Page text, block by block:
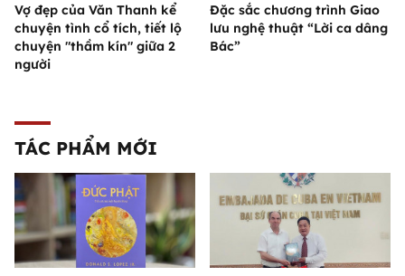
Vợ đẹp của Văn Thanh kể
chuyện tình cổ tích, tiết lộ
chuyện "thầm kín" giữa 2
người
Đặc sắc chương trình Giao
lưu nghệ thuật “Lời ca dâng
Bác”
TÁC PHẨM MỚI